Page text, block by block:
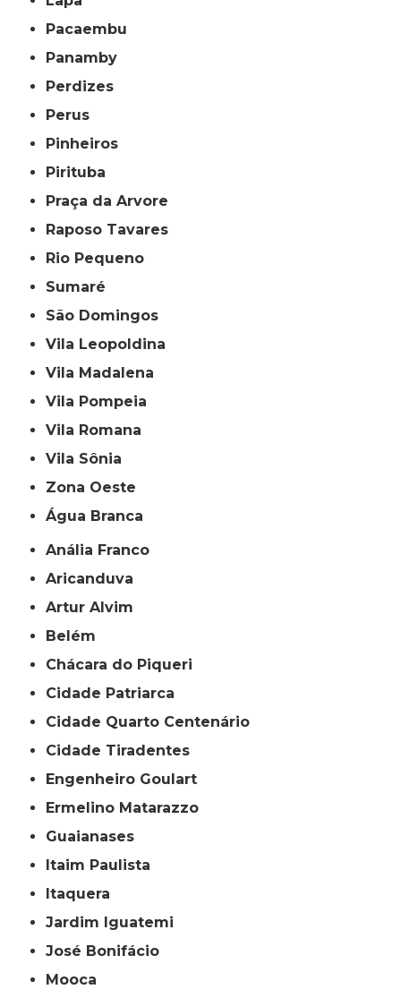
Pacaembu
Panamby
Perdizes
Perus
Pinheiros
Pirituba
Praça da Arvore
Raposo Tavares
Rio Pequeno
Sumaré
São Domingos
Vila Leopoldina
Vila Madalena
Vila Pompeia
Vila Romana
Vila Sônia
Zona Oeste
Água Branca
Anália Franco
Aricanduva
Artur Alvim
Belém
Chácara do Piqueri
Cidade Patriarca
Cidade Quarto Centenário
Cidade Tiradentes
Engenheiro Goulart
Ermelino Matarazzo
Guaianases
Itaim Paulista
Itaquera
Jardim Iguatemi
José Bonifácio
Mooca